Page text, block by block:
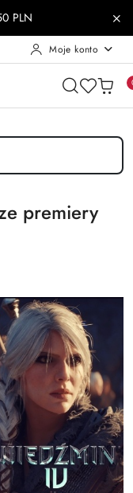
PLN
Moje konto
premiery